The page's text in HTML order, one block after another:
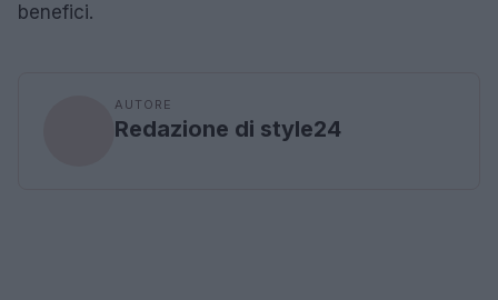
benefici.
AUTORE
Redazione di style24